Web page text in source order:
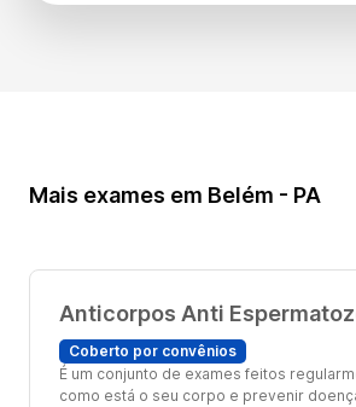
Mais exames em Belém - PA
Anticorpos Anti
Coberto por convênios
É um conjunto de exames feitos
como está o seu corpo e prevenir